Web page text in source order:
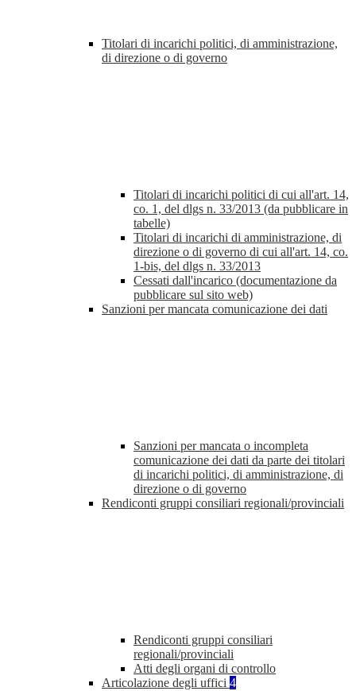
Titolari di incarichi politici, di amministrazione,
di direzione o di governo
Titolari di incarichi politici di cui all'art. 14,
co. 1, del dlgs n. 33/2013 (da pubblicare in
tabelle)
Titolari di incarichi di amministrazione, di
direzione o di governo di cui all'art. 14, co.
1-bis, del dlgs n. 33/2013
Cessati dall'incarico (documentazione da
pubblicare sul sito web)
Sanzioni per mancata comunicazione dei dati
Sanzioni per mancata o incompleta
comunicazione dei dati da parte dei titolari
di incarichi politici, di amministrazione, di
direzione o di governo
Rendiconti gruppi consiliari regionali/provinciali
Rendiconti gruppi consiliari
regionali/provinciali
Atti degli organi di controllo
Articolazione degli uffici 4